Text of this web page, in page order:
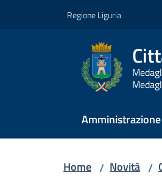
Regione Liguria
Amministrazione
Home / Novità /